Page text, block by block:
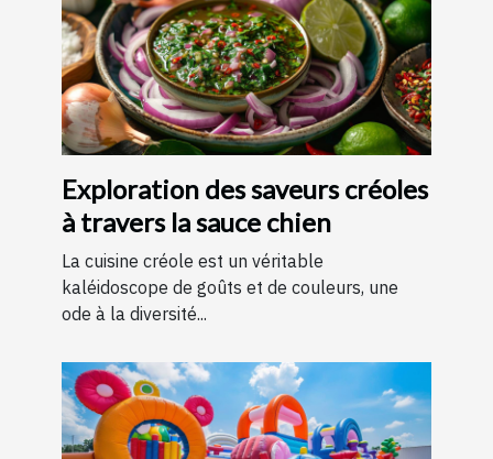
Exploration des saveurs créoles
à travers la sauce chien
La cuisine créole est un véritable
kaléidoscope de goûts et de couleurs, une
ode à la diversité...